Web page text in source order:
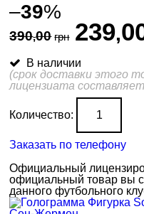
–39%
390,00 грн 239,
В наличии
(срок доставки этого
лицензиата
Количество:
Заказать по телефону
Официальный
официальный товар вы
данного футбольного